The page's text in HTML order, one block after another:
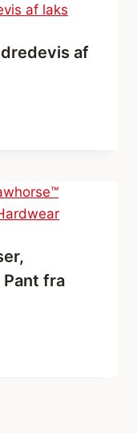
af
fra